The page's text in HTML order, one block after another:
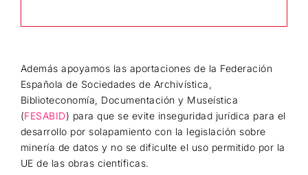
Además apoyamos las aportaciones de la Federación
Española de Sociedades de Archivística,
Biblioteconomía, Documentación y Museística
(FESABID) para que se evite inseguridad jurídica para el
desarrollo por solapamiento con la legislación sobre
minería de datos y no se dificulte el uso permitido por la
UE de las obras científicas.